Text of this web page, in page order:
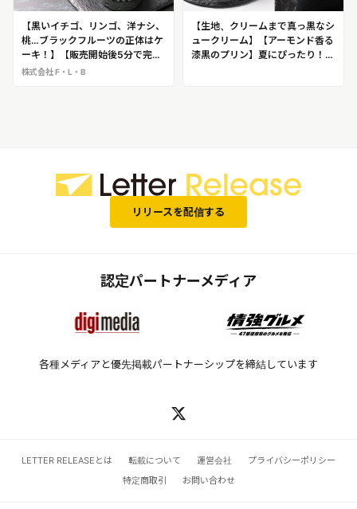
【黒いイチゴ、リンゴ、洋ナシ、
桃…ブラックフルーツの正体はケ
ーキ！】【販売開始後5分で完売
した黒いバラのケーキ】衝撃のビ
株式会社 F・L・B
【生地、クリームまで真っ黒なシ
ュークリーム】【アーモンド香る
漆黒のプリン】夏にぴったり！元
リリースを配信する
認定パートナーメディア
各種メディアと優先掲載パートナーシップを締結しています
LETTER RELEASEとは 転載について 運営会社
プライバシーポリシー
特定商取引
お問い合わせ